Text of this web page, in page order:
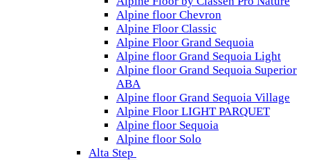
Alpine floor Chevron
Alpine Floor Classic
Alpine Floor Grand Sequoia
Alpine floor Grand Sequoia Light
Alpine floor Grand Sequoia Superior
ABA
Alpine floor Grand Sequoia Village
Alpine Floor LIGHT PARQUET
Alpine floor Sequoia
Alpine floor Solo
Alta Step